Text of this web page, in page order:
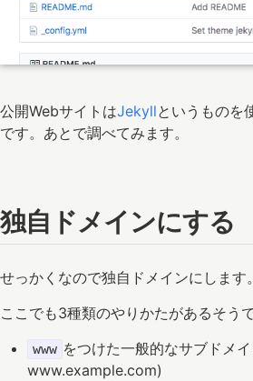
公開WebサイトはJekyllというものを
です。あとで調べてみます。
独自ドメインにする
せっかくなので独自ドメインにします。
ここでも3種類のやりかたがあるそうで
www をつけた一般的なサブドメ
www.example.com)